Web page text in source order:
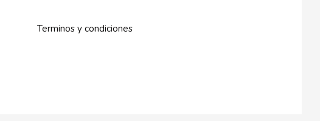
Terminos y condiciones